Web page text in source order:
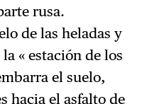
rusa.
de las heladas y
la « estación de los
el suelo,
hacia el asfalto de